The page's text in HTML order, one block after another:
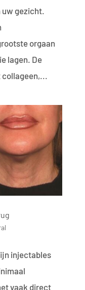
gezicht.
orgaan
lagen. De
injectables
vaak direct